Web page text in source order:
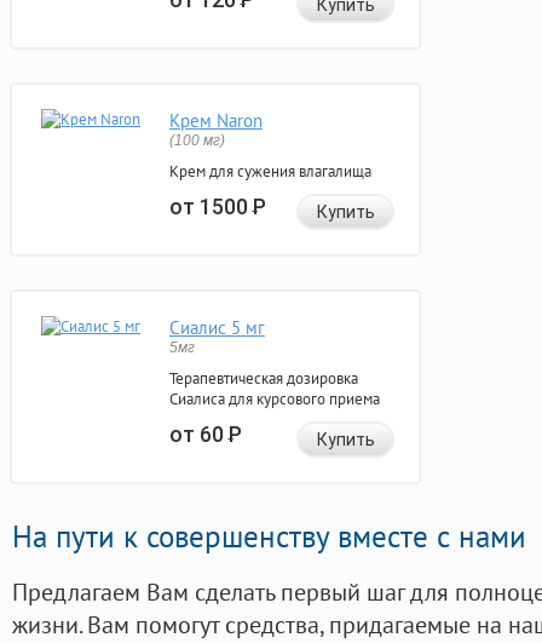
Купить
Крем Naron
(100 мг)
Крем для сужения влагалища
от 1500Р Купить
Сиалис 5 мг
5мг
Терапевтическая дозировка
Сиалиса для курсового приема
от 60Р Купить
На пути к совершенству вместе с нами
Предлагаем Вам сделать первый шаг для
жизни. Вам помогут средства, придагаемые на